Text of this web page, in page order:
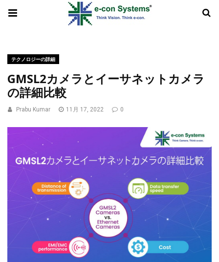
テクノロジーの詳細
GMSL2カメラとイーサネットカメラ
の詳細比較
Prabu Kumar 11月 17, 2022 0